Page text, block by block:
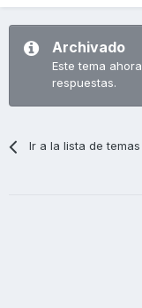
Archivado
Este tema
respuestas.
Ir a la lista de temas